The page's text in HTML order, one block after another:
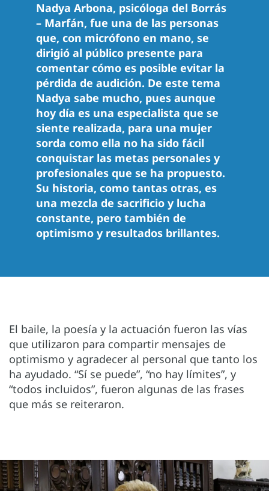
Nadya Arbona, psicóloga del Borrás
– Marfán, fue una de las personas
que, con micrófono en mano, se
dirigió al público presente para
comentar cómo es posible evitar la
pérdida de audición. De este tema
Nadya sabe mucho, pues aunque
hoy día es una especialista que se
siente realizada, para una mujer
sorda como ella no ha sido fácil
conquistar las metas personales y
profesionales que se ha propuesto.
Su historia, como tantas otras, es
una mezcla de sacrificio y lucha
constante, pero también de
optimismo y resultados brillantes.
El baile, la poesía y la actuación fueron las vías
que utilizaron para compartir mensajes de
optimismo y agradecer al personal que tanto los
ha ayudado. “Sí se puede”, “no hay límites”, y
“todos incluidos”, fueron algunas de las frases
que más se reiteraron.